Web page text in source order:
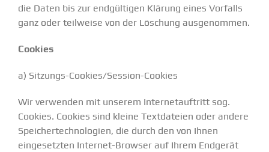
die Daten bis zur endgültigen Klärung eines Vorfalls
ganz oder teilweise von der Löschung ausgenommen.
Cookies
a) Sitzungs-Cookies/Session-Cookies
Wir verwenden mit unserem Internetauftritt sog.
Cookies. Cookies sind kleine Textdateien oder andere
Speichertechnologien, die durch den von Ihnen
eingesetzten Internet-Browser auf Ihrem Endgerät